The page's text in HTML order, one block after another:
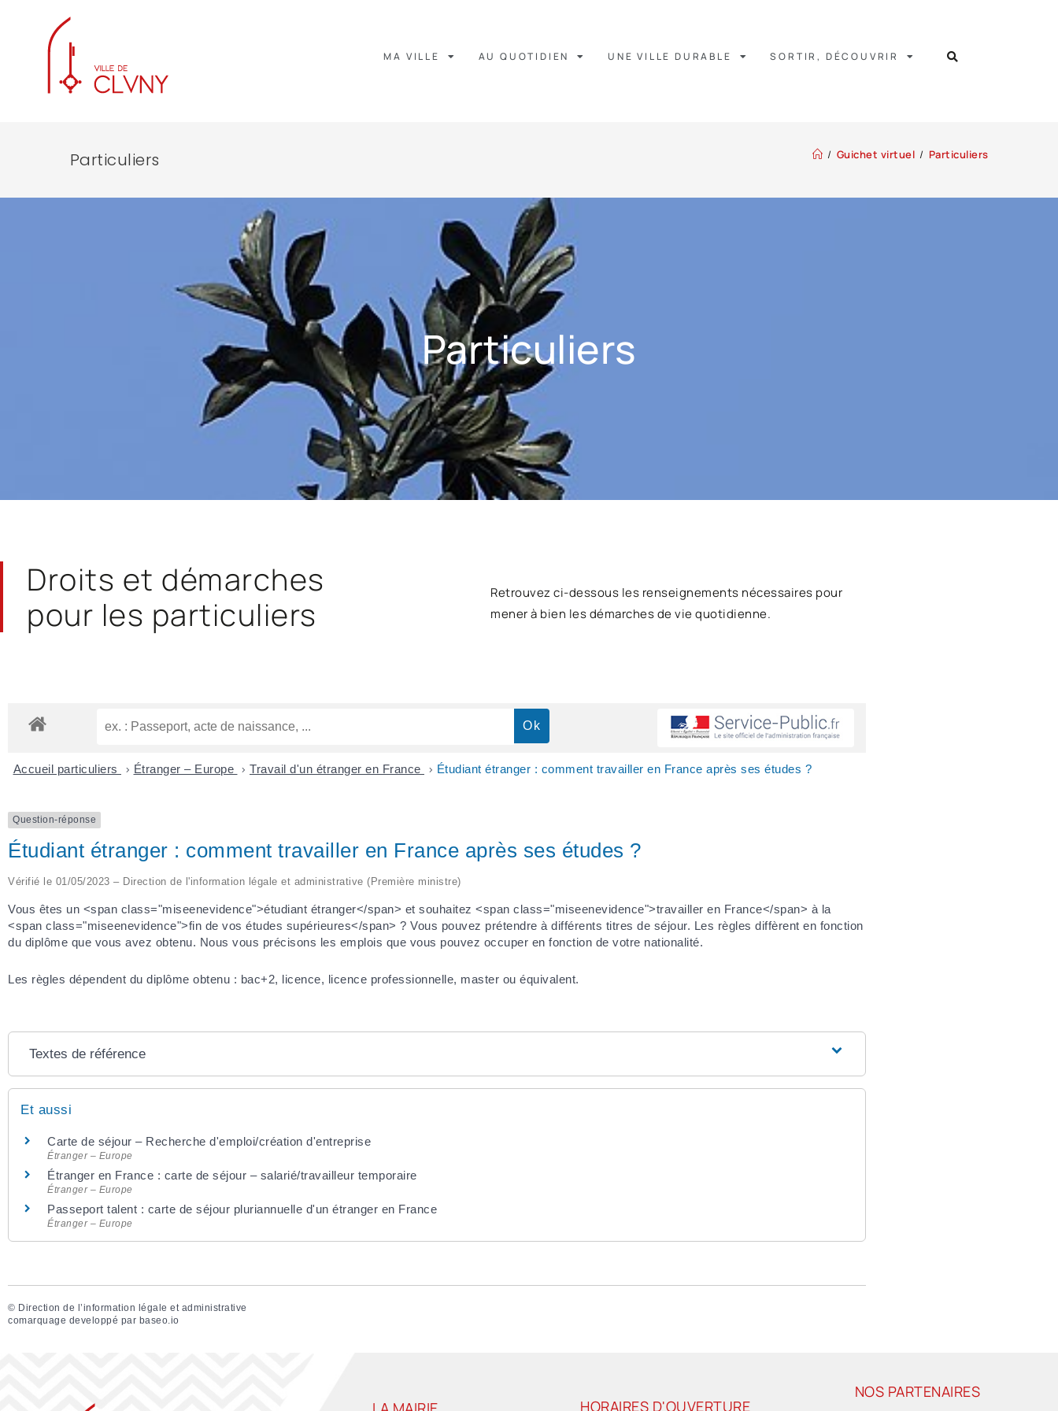
MA VILLE AU QUOTIDIEN UNE VILLE DURABLE SORTIR, DÉCOUVRIR
Particuliers / Guichet virtuel / Particuliers
Particuliers
Droits et démarches
pour les particuliers
Retrouvez ci-dessous les renseignements nécessaires pour
mener à bien les démarches de vie quotidienne.
Accueil particuliers > Étranger – Europe > Travail d'un étranger en France > Étudiant étranger : comment travailler en France après ses études ?
Question-réponse
Étudiant étranger : comment travailler en France après ses études ?
Vérifié le 01/05/2023 – Direction de l'information légale et administrative (Première ministre)
Vous êtes un <span class="miseenevidence">étudiant étranger</span> et souhaitez <span class="miseenevidence">travailler en France</span> à la
<span class="miseenevidence">fin de vos études supérieures</span> ? Vous pouvez prétendre à différents titres de séjour. Les règles diffèrent en fonction
du diplôme que vous avez obtenu. Nous vous précisons les emplois que vous pouvez occuper en fonction de votre nationalité.
Les règles dépendent du diplôme obtenu : bac+2, licence, licence professionnelle, master ou équivalent.
Textes de référence
Et aussi
Carte de séjour – Recherche d'emploi/création d'entreprise
Étranger – Europe
Étranger en France : carte de séjour – salarié/travailleur temporaire
Étranger – Europe
Passeport talent : carte de séjour pluriannuelle d'un étranger en France
Étranger – Europe
© Direction de l’information légale et administrative
comarquage developpé par baseo.io
HORAIRES D'OUVERTURE
NOS PARTENAIRES